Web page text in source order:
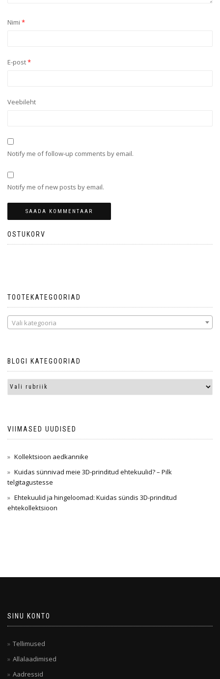
Nimi *
E-post*
Veebileht
Notify me of follow-up comments by email.
Notify me of new posts by email.
OSTUKORV
TOOTEKATEGOORIAD
Vali kategooria
BLOGI KATEGOORIAD
VIIMASED UUDISED
Kollektsioon aedkannike
Kuidas sünnivad meie 3D-prinditud ehtekuulid? – Pilk
telgitagustesse
Ehtekuulid ja hingeloomad: Kuidas sündis 3D-prinditud
ehtekollektsioon
SINU KONTO
Tellimused
Allalaadimised
Aadressid